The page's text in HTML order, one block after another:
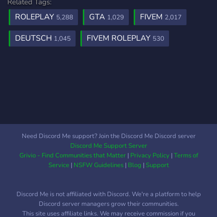
Related Tags:
ROLEPLAY 5,288 GTA 1,029 FIVEM 2,017
DEUTSCH 1,045 FIVEM ROLEPLAY 530
Need Discord Me support? Join the Discord Me Discord server
Discord Me Support Server
Grivio - Find Communities that Matter| Privacy Policy|Terms of
Service| NSFW Guidelines| Blog |Support
Discord Me is not affiliated with Discord. We're a platform to help
Discord server managers grow their communities.
This site uses affiliate links. We may receive commission if you